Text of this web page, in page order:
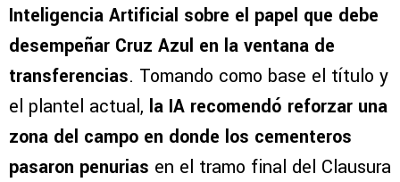
Inteligencia Artificial sobre el papel que debe
desempeñar Cruz Azul en la ventana de
transferencias. Tomando como base el título y
el plantel actual, la IA recomendó reforzar una
zona del campo en donde los cementeros
pasaron penurias en el tramo final del Clausura